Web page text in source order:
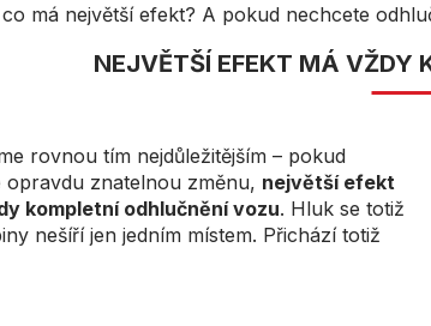
má největší efekt? A pokud nechcete
NEJVĚTŠÍ EFEKT MÁ VŽDY
rovnou tím nejdůležitějším – pokud
opravdu znatelnou změnu, největší efekt
kompletní odhlučnění vozu. Hluk se totiž
nešíří jen jedním místem. Přichází totiž